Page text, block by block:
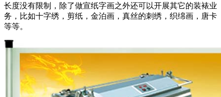
长度没有限制，除了做宣纸字画之外还可以开展其它的装裱业
务，比如十字绣，剪纸，金泊画，真丝的刺绣，织绵画，唐卡
等等。